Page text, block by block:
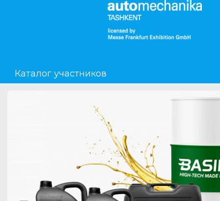
Каталог участников
О сервисе
Организаторам
Посетителям